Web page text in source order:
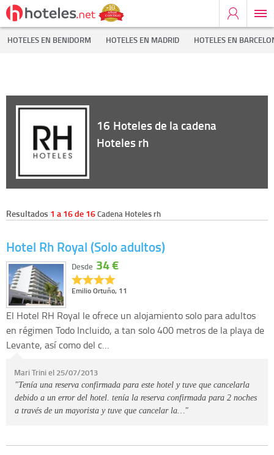
HOTELES EN BENIDORM HOTELES EN MADRID HOTELES EN
Inicio Cadenas Hoteleras Hoteles rh
16 Hoteles de la cadena
Hoteles rh
Resultados 1 a 16 de 16Cadena Hoteles rh
Hotel Rh Royal (Solo adultos)
Emilio Ortuño, 11
Desde 34 €
El Hotel RH Royal le ofrece un alojamiento solo para adultos
en régimen Todo Incluido, a tan solo 400 metros de la playa de
Levante, así como del c…
Mari Trini el 25/07/2013
"Tenía una reserva confirmada para este hotel y tuve que cancelarla
debido a un error del hotel. tenía la reserva confirmada para 2 noches
a través de un mayorista y tuve que cancelar la…"